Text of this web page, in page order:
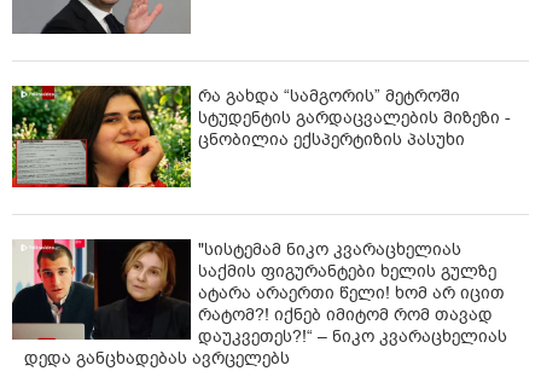
რა გახდა “სამგორის” მეტროში
სტუდენტის გარდაცვალების მიზეზი -
ცნობილია ექსპერტიზის პასუხი
"სისტემამ ნიკო კვარაცხელიას
საქმის ფიგურანტები ხელის გულზე
ატარა არაერთი წელი! ხომ არ იცით
რატომ?! იქნებ იმიტომ რომ თავად
დაუკვეთეს?!“ – ნიკო კვარაცხელიას
დედა განცხადებას ავრცელებს